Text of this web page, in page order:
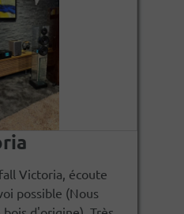
Victoria, écoute
possible (Nous